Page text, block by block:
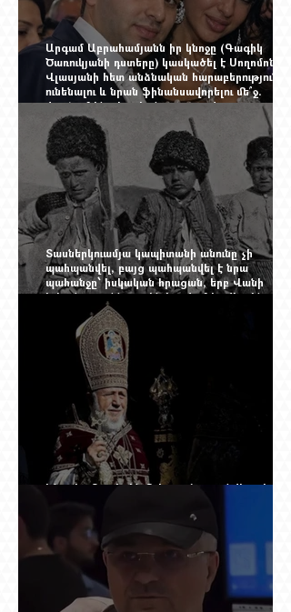
Արգամ Աբրահամյանն իր կնոջը (Գագիկ
Ծառուկյանի դստերը) կասկածել է Սողոմոն
Վլասյանի հետ անձնական հարաբերություններ
ունենալու և նրան ֆինանսավորելու մե՞ջ.
փորձում ենք հասկանալ այսօրվա
խառնիճաղանճ լրահոսը
Տասներկուամյա կապիտանի անունը չի
պահպանվել, բայց պահպանվել է նրա
պահանջը՝ իսկական հրացան, երբ Վանի
իշխանությունն արդեն հաշվում էր վերջին
պաշարները
Ինչպես Գարեգին Բ-ի գործը թողնվեց դեռ